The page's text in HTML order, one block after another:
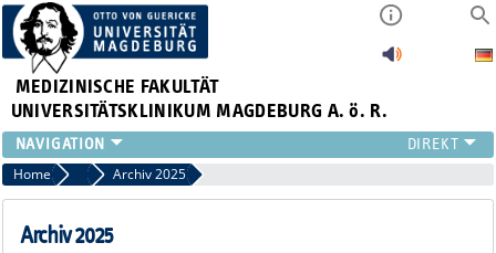
MEDIZINISCHE FAKULTÄT
UNIVERSITÄTSKLINIKUM MAGDEBURG A. ö. R.
INSTITUTE
KLINIKEN
ZENTRALE EINRICHTUNGEN
Home Archiv Pressemitteilungen
Archiv 2025
Archiv 2025